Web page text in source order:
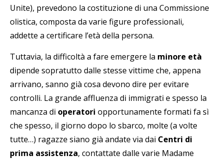
Unite), prevedono la costituzione di una Commissione
olistica, composta da varie figure professionali,
addette a certificare l’età della persona.
Tuttavia, la difficoltà a fare emergere la minore età
dipende sopratutto dalle stesse vittime che, appena
arrivano, sanno già cosa devono dire per evitare
controlli. La grande affluenza di immigrati e spesso la
mancanza di operatori opportunamente formati fa sì
che spesso, il giorno dopo lo sbarco, molte (a volte
tutte…) ragazze siano già andate via dai Centri di
prima assistenza, contattate dalle varie Madame